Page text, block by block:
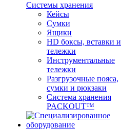
Системы хранения
Кейсы
Сумки
Ящики
HD боксы, вставки и
тележки
Инструментальные
тележки
Разгрузочные пояса,
сумки и рюкзаки
Система хранения
PACKOUT™